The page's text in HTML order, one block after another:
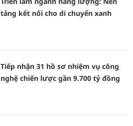
tảng kết nối cho di chuyển xanh
Tiếp nhận 31 hồ sơ nhiệm vụ công
nghệ chiến lược gần 9.700 tỷ đồng